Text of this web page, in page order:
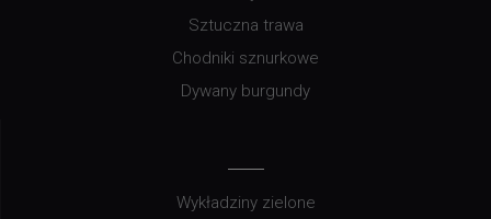
Sztuczna trawa
Chodniki sznurkowe
Dywany burgundy
Wykładziny zielone